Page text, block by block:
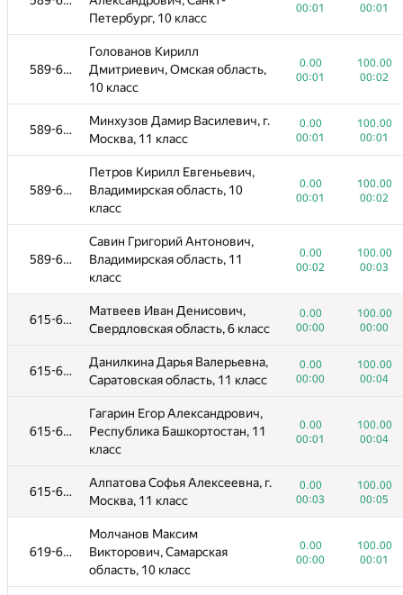
Петербург, 10 класс
00:01
00:01
589-614
Голованов Кирилл
Дмитриевич, Омская область,
10 класс
0.00
00:01
100.00
00:02
589-614
Минхузов Дамир Василевич, г.
Москва, 11 класс
0.00
00:01
100.00
00:01
589-614
Петров Кирилл Евгеньевич,
Владимирская область, 10
класс
0.00
00:01
100.00
00:02
589-614
Савин Григорий Антонович,
Владимирская область, 11
класс
0.00
00:02
100.00
00:03
615-618
Матвеев Иван Денисович,
Свердловская область, 6 класс
0.00
00:00
100.00
00:00
615-618
Данилкина Дарья Валерьевна,
Саратовская область, 11 класс
0.00
00:00
100.00
00:04
615-618
Гагарин Егор Александрович,
Республика Башкортостан, 11
класс
0.00
00:01
100.00
00:04
615-618
Алпатова Софья Алексеевна, г.
Москва, 11 класс
0.00
00:03
100.00
00:05
619-622
Молчанов Максим
Викторович, Самарская
область, 10 класс
0.00
00:00
100.00
00:01